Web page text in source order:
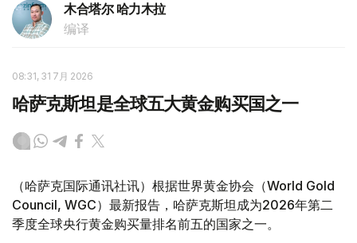
木合塔尔 哈力木拉
编译
08:31, 31 7月 2026
哈萨克斯坦是全球五大黄金购买国之一
（哈萨克国际通讯社讯）根据世界黄金协会（World Gold
Council, WGC）最新报告，哈萨克斯坦成为2026年第二
季度全球央行黄金购买量排名前五的国家之一。